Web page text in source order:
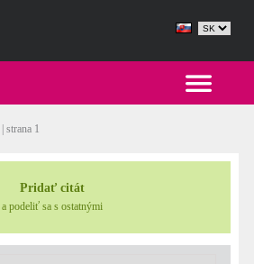
| strana 1
Pridať citát
a podeliť sa s ostatnými